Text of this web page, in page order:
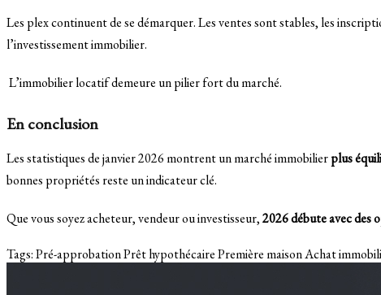
Les plex continuent de se démarquer. Les ventes sont stables, les
l’investissement immobilier.
L’immobilier locatif demeure un pilier fort du marché.
En conclusion
Les statistiques de janvier 2026 montrent un marché immobilierplus
bonnes propriétés reste un indicateur clé.
Que vous soyez acheteur, vendeur ou investisseur,2026 débute avec des
Tags:Pré-approbationPrêt hypothécairePremière maisonAchat